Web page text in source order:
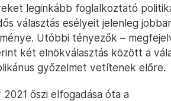
leginkább foglalkoztató
választás esélyeit jelenleg
Utóbbi tényezők –
két elnökválasztás között a
győzelmet vetítenek előre.
őszi elfogadása óta a